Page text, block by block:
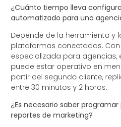
¿Cuánto tiempo lleva
automatizado para una
Depende de la herramienta y
plataformas conectadas.
especializada para agencias,
puede estar operativo en
partir del segundo cliente,
entre 30 minutos y 2 horas.
¿Es necesario saber
reportes de marketing?